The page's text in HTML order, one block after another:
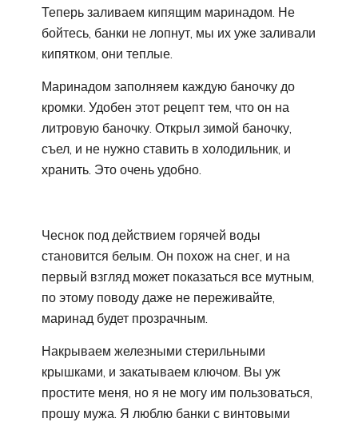
Теперь заливаем кипящим маринадом. Не
бойтесь, банки не лопнут, мы их уже заливали
кипятком, они теплые.
Маринадом заполняем каждую баночку до
кромки. Удобен этот рецепт тем, что он на
литровую баночку. Открыл зимой баночку,
съел, и не нужно ставить в холодильник, и
хранить. Это очень удобно.
Чеснок под действием горячей воды
становится белым. Он похож на снег, и на
первый взгляд может показаться все мутным,
по этому поводу даже не переживайте,
маринад будет прозрачным.
Накрываем железными стерильными
крышками, и закатываем ключом. Вы уж
простите меня, но я не могу им пользоваться,
прошу мужа. Я люблю банки с винтовыми